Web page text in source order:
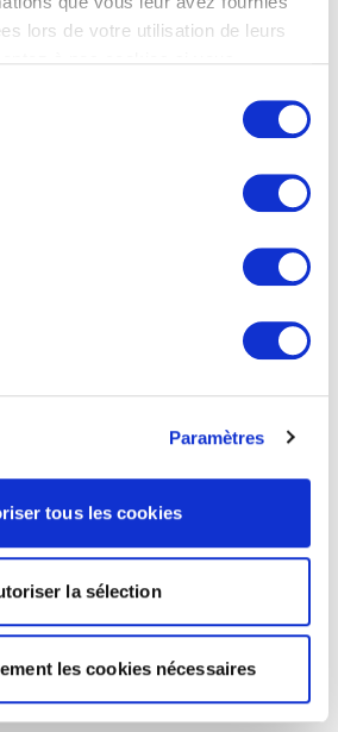
lors de votre utilisation de leurs
Paramètres
tous les cookies
la sélection
les cookies nécessaires